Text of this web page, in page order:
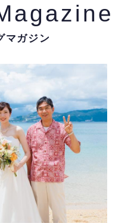
マガジン